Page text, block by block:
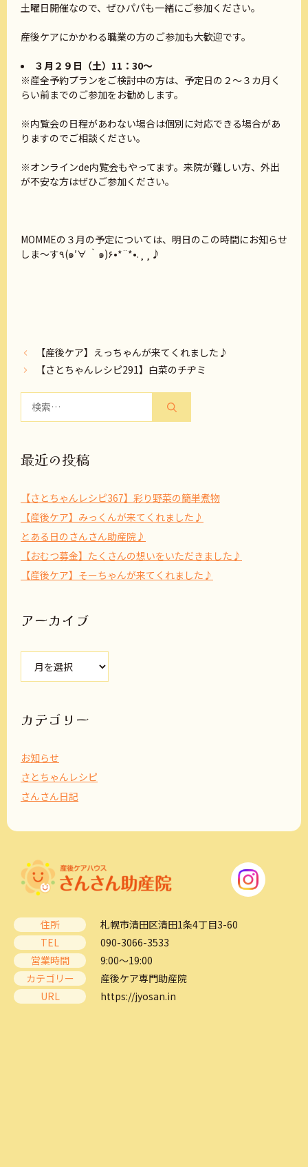
土曜日開催なので、ぜひパパも一緒にご参加ください。
産後ケアにかかわる職業の方のご参加も大歓迎です。
３月２９ 日（土）11：30～
※産全予約プランをご検討中の方は、予定日の２～３カ月く
らい前までのご参加をお勧めします。
※内覧会の日程があわない場合は個別に対応できる場合があ
りますのでご相談ください。
※オンラインde内覧会もやってます。来院が難しい方、外出
が不安な方はぜひご参加ください。
MOMMEの３月の予定については、明日のこの時間にお知らせ
しま～す٩(๑′∀ ‵๑)۶•*¨*•.¸¸♪
【産後ケア】えっちゃんが来てくれました♪
【さとちゃんレシピ291】白菜のチヂミ
最近の投稿
【さとちゃんレシピ367】彩り野菜の簡単煮物
【産後ケア】みっくんが来てくれました♪
とある日のさんさん助産院♪
【おむつ募金】たくさんの想いをいただきました♪
【産後ケア】そーちゃんが来てくれました♪
アーカイブ
ブ
カテゴリー
お知らせ
さとちゃんレシピ
さんさん日記
住所
札幌市清田区清田1条4丁目3-60
TEL
090-3066-3533
営業時間
9:00～19:00
カテゴリー
産後ケア専門助産院
URL
https://jyosan.in